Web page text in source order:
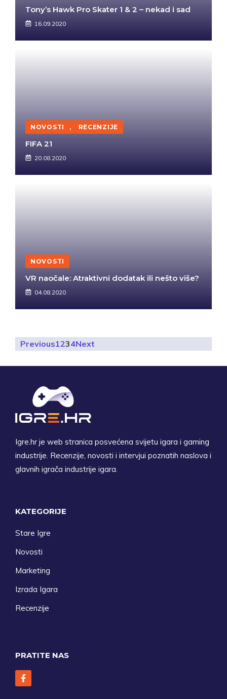
Tony’s Hawk Pro Skater 1 & 2 – nekad i sad
16.09.2020
NOVOSTI , RECENZIJE
FIFA 21
20.08.2020
NOVOSTI
VR naočale: Atraktivni dodatak ili nešto više?
04.08.2020
Previous1234Next
Igre.hr je web stranica posvećena svijetu igara i gaming
industrije. Recenzije, novosti i intervjui poznatih naslova i
glavnih igrača industrije igara.
KATEGORIJE
Stare Igre
Novosti
Marketing
Izrada Igara
Recenzije
PRATITE NAS